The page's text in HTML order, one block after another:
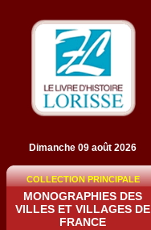
Dimanche 09 août 2026
COLLECTION PRINCIPALE
MONOGRAPHIES DES
VILLES ET VILLAGES DE
FRANCE